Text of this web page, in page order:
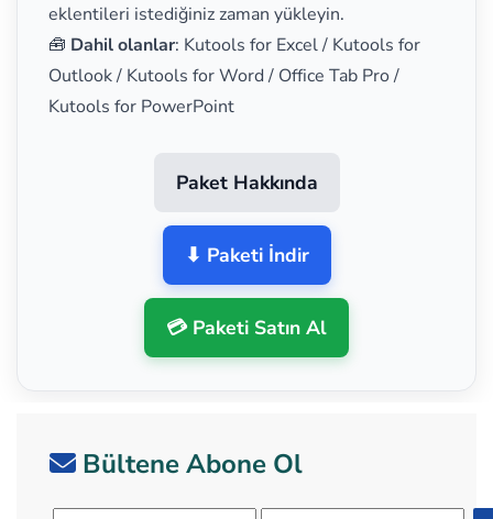
eklentileri istediğiniz zaman yükleyin.
🧰 Dahil olanlar: Kutools for Excel / Kutools for
Outlook / Kutools for Word / Office Tab Pro /
Kutools for PowerPoint
Paket Hakkında
⬇ Paketi İndir
💳 Paketi Satın Al
Bültene Abone Ol